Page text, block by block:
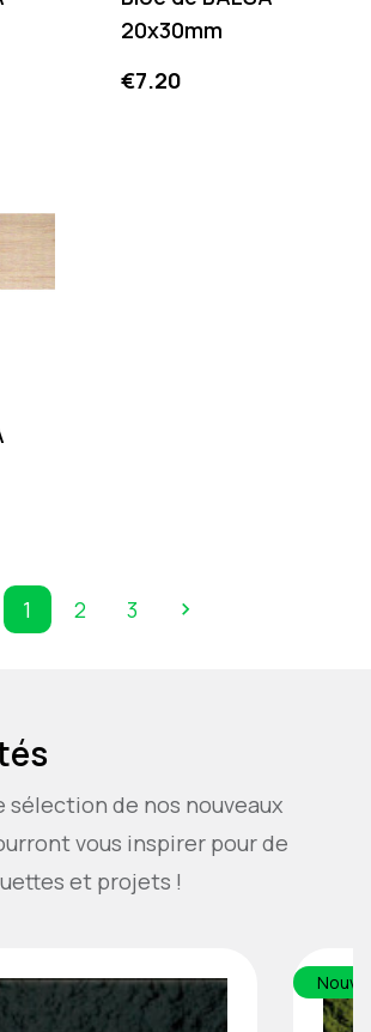
20x30mm
Price
€7.20
1 2 3 
sélection de nos nouveaux
vous inspirer pour de
et projets !